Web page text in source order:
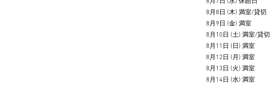
8月8日 (木) 満室/貸切
8月9日 (金) 満室
8月10日 (土) 満室/貸切
8月11日 (日) 満室
8月12日 (月) 満室
8月13日 (火) 満室
8月14日 (水) 満室